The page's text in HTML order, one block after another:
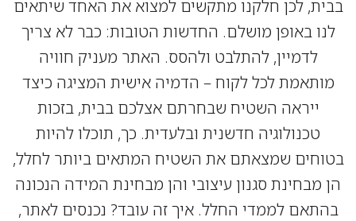
לכן חלקנו מתקשים למצוא את האחד שיתאים
באופן מושלם. החדשות הטובות: כבר לא צריך
לדמיין, להתלבט ולהסס. האתר מעניק חוויה
לכל לקוח – הדמיה אישית המציגה כיצד
ייראה השטיח שבחרתם אצלכם בבית, בזכות
טכנולוגיה חדשנית ובלעדית. כך, תוכלו להיות
שמצאתם את השטיח המתאים ביותר לחלל,
סגנון עיצובי והן מבחינת המידה הנכונה
לממדי החלל. איך זה עובד? נכנסים לאתר,